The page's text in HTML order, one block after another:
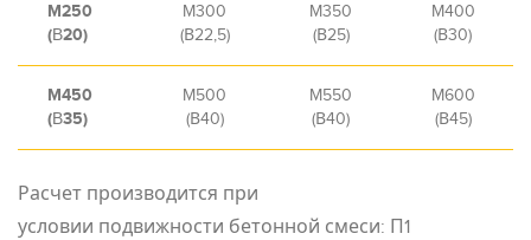
M250
(В20)
M300
(В22,5)
M350
(В25)
M400
(В30)
M450
(В35)
M500
(В40)
M550
(В40)
M600
(В45)
Расчет производится при
условии подвижности бетонной смеси: П1